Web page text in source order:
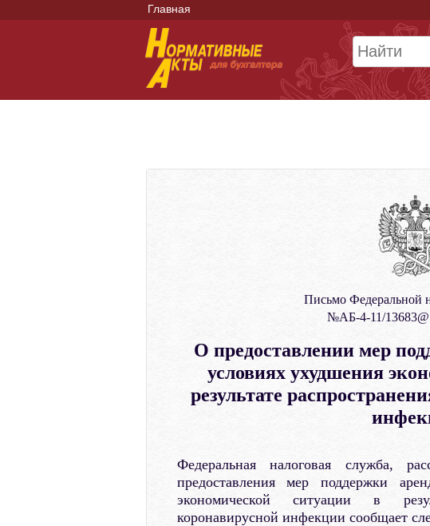
Главная
Письмо Федеральной
№АБ-4-11/13683@
О предоставлении мер
условиях ухудшения
результате
Федеральная налоговая служба,
предоставления мер поддержки
экономической ситуации в
коронавирусной инфекции сообщает